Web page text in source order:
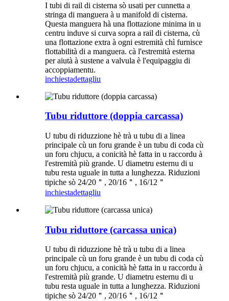
I tubi di rail di cisterna sò usati per cunnetta a
stringa di manguera à u manifold di cisterna.
Questa manguera hà una flottazione minima in u
centru induve si curva sopra a rail di cisterna, cù
una flottazione extra à ogni estremità chì furnisce
flottabilità di a manguera. cà l'estremità esterna
per aiutà à sustene a valvula è l'equipaggiu di
accoppiamentu.
inchiestadettagliu
Tubu riduttore (doppia carcassa)
U tubu di riduzzione hè trà u tubu di a linea
principale cù un foru grande è un tubu di coda cù
un foru chjucu, a conicità hè fatta in u raccordu à
l'estremità più grande. U diametru esternu di u
tubu resta uguale in tutta a lunghezza. Riduzioni
tipiche sò 24/20＂, 20/16＂, 16/12＂
inchiestadettagliu
Tubu riduttore (carcassa unica)
U tubu di riduzzione hè trà u tubu di a linea
principale cù un foru grande è un tubu di coda cù
un foru chjucu, a conicità hè fatta in u raccordu à
l'estremità più grande. U diametru esternu di u
tubu resta uguale in tutta a lunghezza. Riduzioni
tipiche sò 24/20＂, 20/16＂, 16/12＂